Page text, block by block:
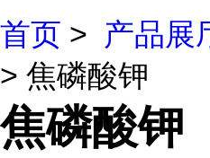
首页 > 产品展
> 焦磷酸钾
焦磷酸钾